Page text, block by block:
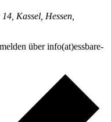
Kassel, Hessen,
über info(at)essbare-